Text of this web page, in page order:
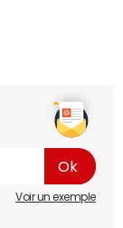
Voir un exemple